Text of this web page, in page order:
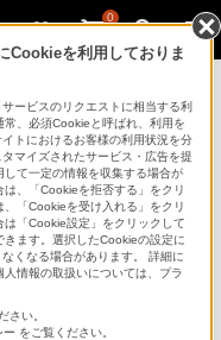
0
Cookieを利用しておりま
ービスのリクエストに相当する利
、必須Cookieと呼ばれ、利用を
トにおけるお客様の利用状況を分
マイズされたサービス・広告を提
て一定の情報を収集する場合が
、「Cookieを拒否する」をクリ
「Cookieを受け入れる」をクリ
「Cookie設定」をクリックして
ます。選択したCookieの設定に
くなる場合があります。 詳細に
情報の取扱いについては、プラ
さい。
ー をご覧ください。